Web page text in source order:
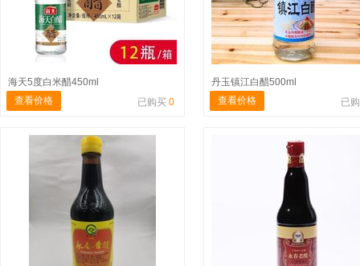
海天5度白米醋450ml
查看价格
已购买 0
丹玉镇江白醋500ml
查看价格
已